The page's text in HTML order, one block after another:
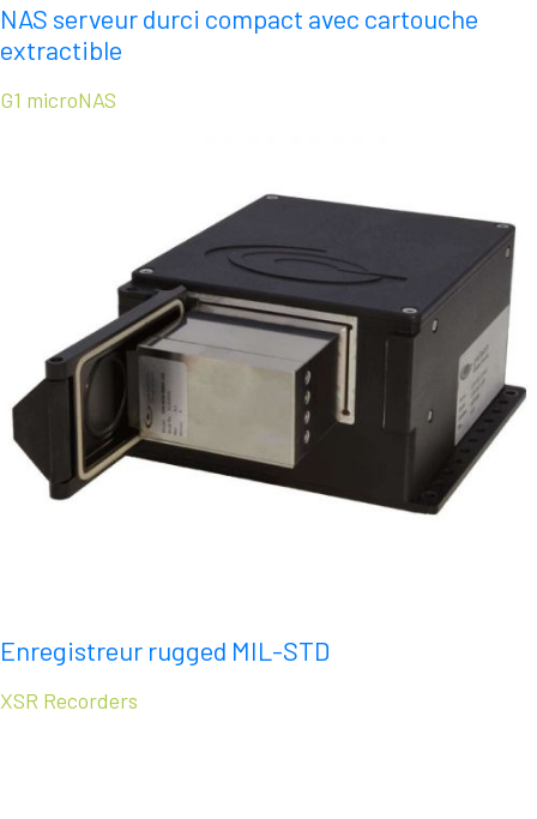
NAS serveur durci compact avec cartouche
extractible
G1 microNAS
Enregistreur rugged MIL-STD
XSR Recorders